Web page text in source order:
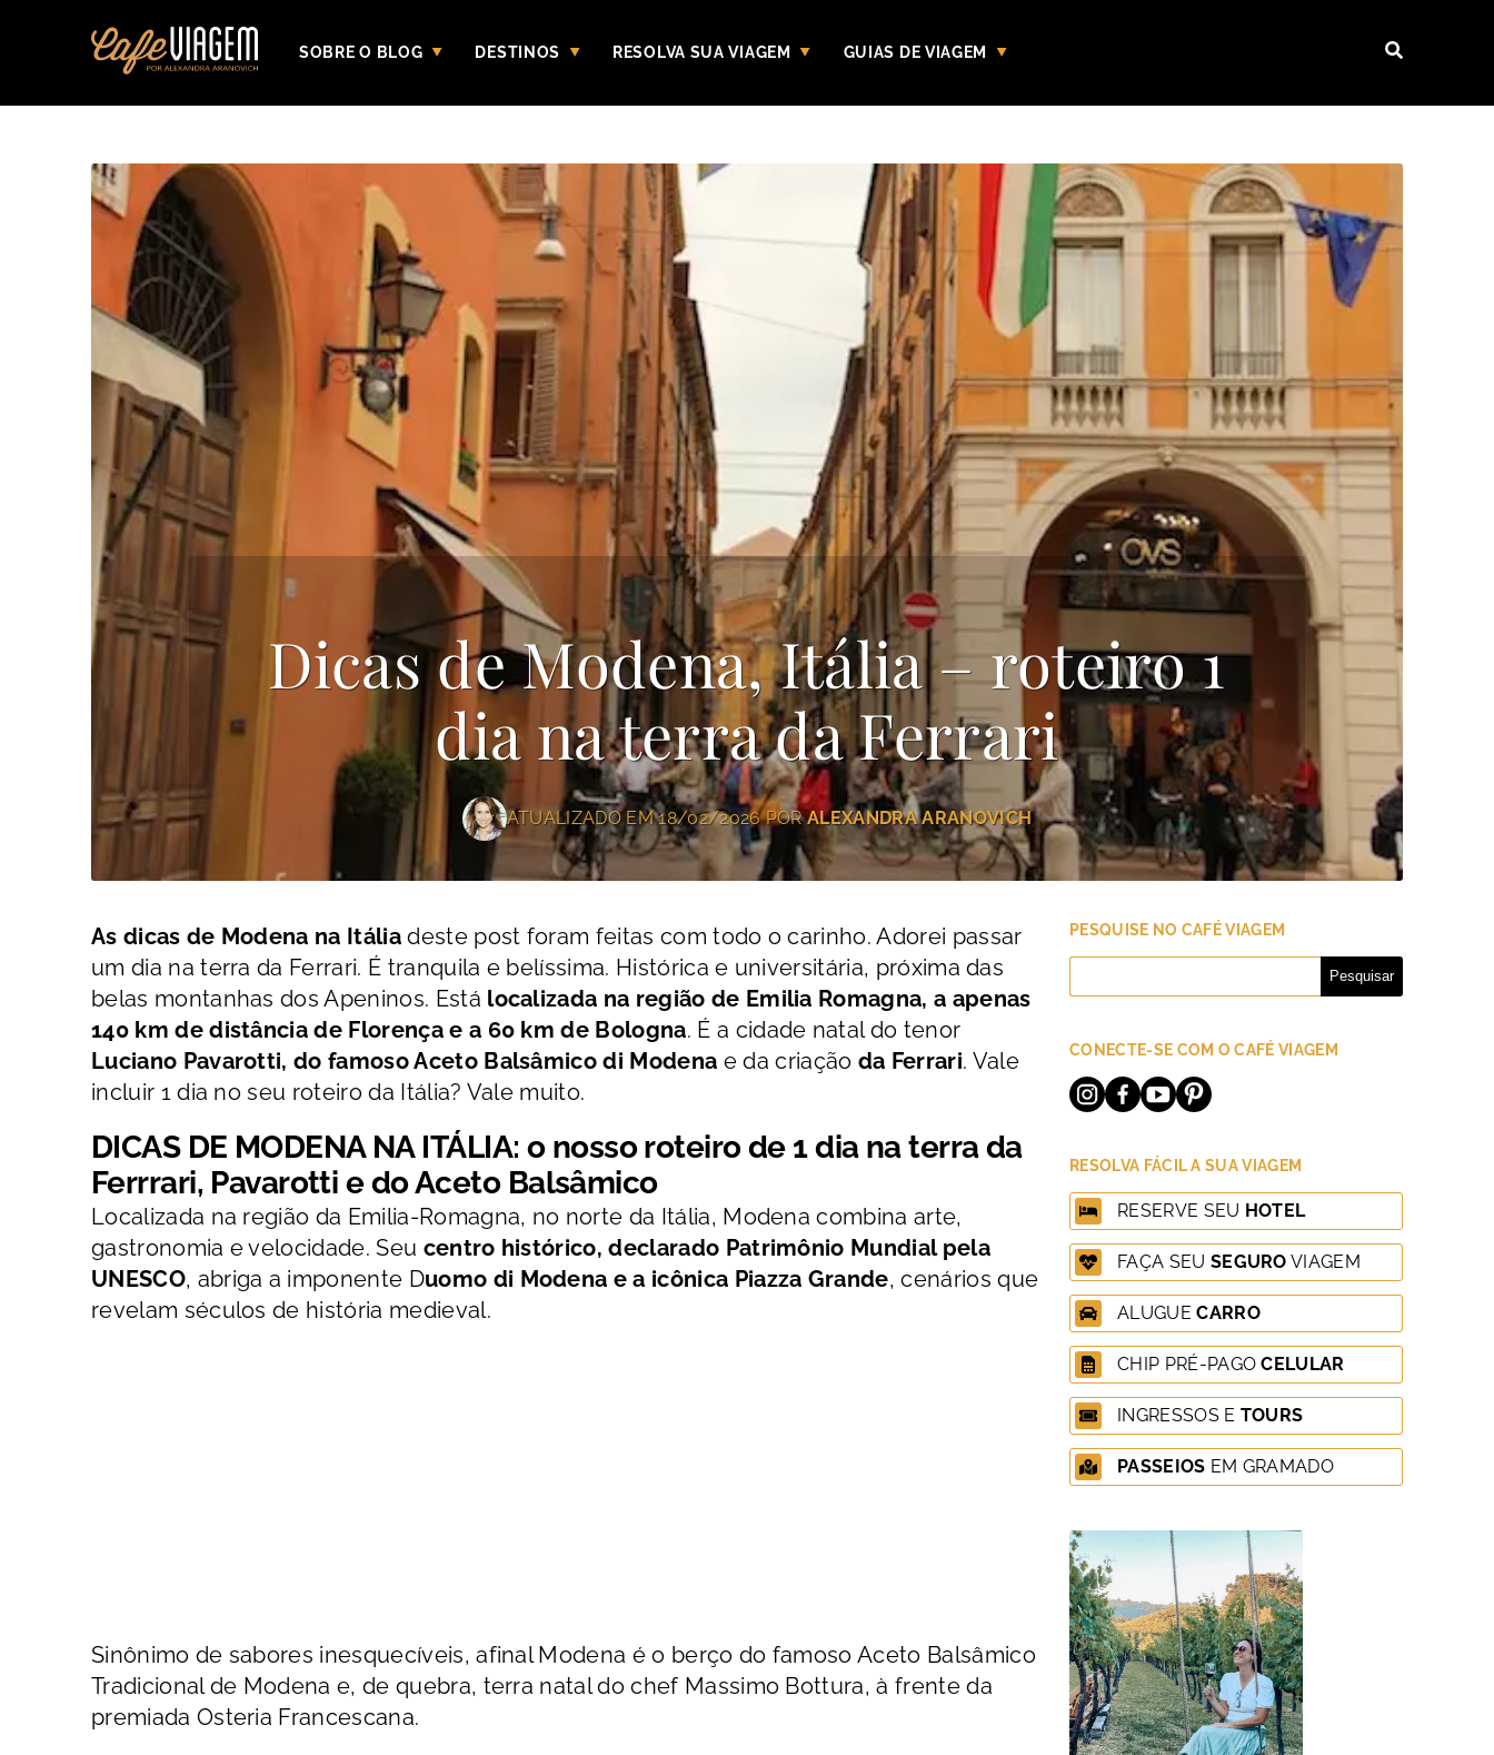
SOBRE O BLOG DESTINOS RESOLVA SUA VIAGEM GUIAS DE VIAGEM
Dicas de Modena, Itália – roteiro 1
dia na terra da Ferrari
ATUALIZADO EM 18/02/2026 PORALEXANDRA ARANOVICH
As dicas de Modena na Itáliadeste post foram feitas com todo o carinho. Adorei passar
um dia na terra da Ferrari. É tranquila e belíssima. Histórica e universitária, próxima das
belas montanhas dos Apeninos. Está localizada na região de Emilia Romagna, a apenas
140 km de distância de Florença e a 60 km de Bologna. É a cidade natal do tenor
Luciano Pavarotti, do famoso Aceto Balsâmico di Modena e da criação da Ferrari. Vale
incluir 1 dia no seu roteiro da Itália? Vale muito.
DICAS DE MODENA NA ITÁLIA: o nosso roteirode 1 dia na terra da
Ferrrari, Pavarotti e do Aceto Balsâmico
Localizada na região da Emilia-Romagna, no norte da Itália, Modena combina arte,
gastronomia e velocidade. Seu centro histórico, declarado Patrimônio Mundial pela
UNESCO, abriga a imponente Duomo di Modena e a icônica Piazza Grande, cenários que
revelam séculos de história medieval.
Sinônimo de sabores inesquecíveis, afinal Modena é o berço do famoso Aceto Balsâmico
Tradicional de Modena e, de quebra, terra natal do chef Massimo Bottura, à frente da
premiada Osteria Francescana.
PESQUISE NO CAFÉ VIAGEM
Pesquisar
CONECTE-SE COM O CAFÉ VIAGEM
RESOLVA FÁCIL A SUA VIAGEM
RESERVE SEU HOTEL
FAÇA SEU SEGURO VIAGEM
ALUGUECARRO
CHIP PRÉ-PAGOCELULAR
INGRESSOS E TOURS
PASSEIOS EM GRAMADO